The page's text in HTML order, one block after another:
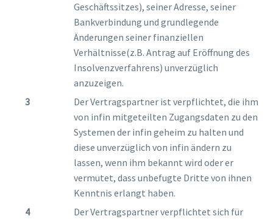
Geschäftssitzes), seiner Adresse, seiner
Bankverbindung und grundlegende
Änderungen seiner finanziellen
Verhältnisse(z.B. Antrag auf Eröffnung des
Insolvenzverfahrens) unverzüglich
anzuzeigen.
Der Vertragspartner ist verpflichtet, die ihm
von infin mitgeteilten Zugangsdaten zu den
Systemen der infin geheim zu halten und
diese unverzüglich von infin ändern zu
lassen, wenn ihm bekannt wird oder er
vermutet, dass unbefugte Dritte von ihnen
Kenntnis erlangt haben.
Der Vertragspartner verpflichtet sich für